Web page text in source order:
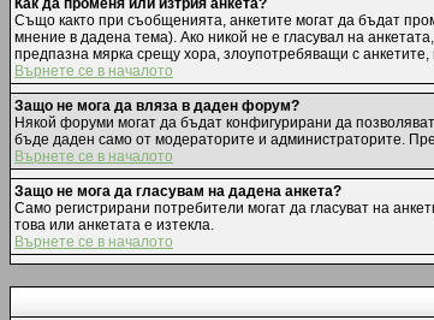
Как да променя или изтрия анкета?
Също както при съобщенията, анкетите могат да бъдат
мнение в дадена тема). Ако никой не е гласувал на
предпазна мярка срещу хора, злоупотребяващи с
Върнете се в началото
Защо не мога да вляза в даден форум?
Някой форуми могат да бъдат конфигурирани да
бъде даден само от модераторите и администраторите.
Върнете се в началото
Защо не мога да гласувам на дадена анкета?
Само регистрирани потребители могат да гласуват на
това или анкетата е изтекла.
Върнете се в началото